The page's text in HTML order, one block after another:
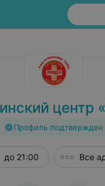
центр
Профиль подтвержден
до 21:00 Все